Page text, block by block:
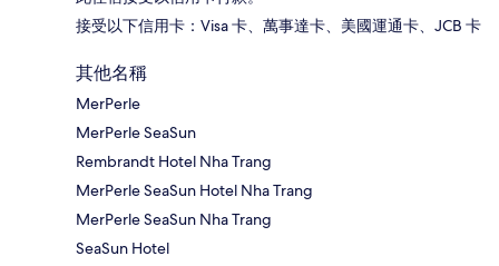
接受以下信用卡：Visa 卡、萬事達卡、美國運通卡、JCB 卡
其他名稱
MerPerle
MerPerle SeaSun
Rembrandt Hotel Nha Trang
MerPerle SeaSun Hotel Nha Trang
MerPerle SeaSun Nha Trang
SeaSun Hotel